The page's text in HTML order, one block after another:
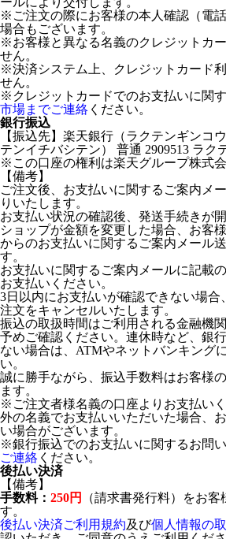
※ご注文の際にお客様の本人確認（電
場合もございます。
※お客様と異なる名義のクレジットカ
せん。
※決済システム上、クレジットカード
せん。
※クレジットカードでのお支払いに関
市場までご連絡 ください。
銀行振込
【振込先】楽天銀行（ラクテンギンコ
テンイチバシテン） 普通 2909513 ラク
※この口座の権利は楽天グループ株式
【備考】
ご注文後、お支払いに関するご案内メ
りいたします。
お支払い状況の確認後、発送手続きが
ショップが金額を変更した場合、お客
からのお支払いに関するご案内メール
す。
お支払いに関するご案内メールに記載
お支払いください。
3日以内にお支払いが確認できない場合
注文をキャンセルいたします。
振込の取扱時間はご利用される金融機
予めご確認ください。連休時など、銀
ない場合は、ATMやネットバンキング
い。
誠に勝手ながら、振込手数料はお客様
ます。
※ご注文者様名義の口座よりお支払い
外の名義でお支払いいただいた場合、
い場合がございます。
※銀行振込でのお支払いに関するお問
ご連絡 ください。
後払い決済
【備考】
手数料： 250円
（請求書発行料）をお
す。
後払い決済ご利用規約及び個人情報の